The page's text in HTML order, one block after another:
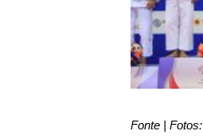
Fonte | Fotos: